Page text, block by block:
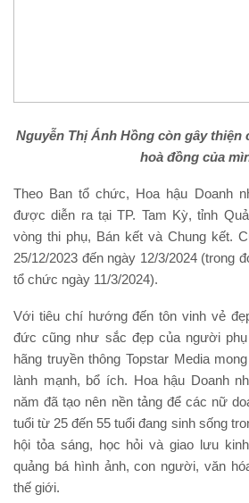
Nguyễn Thị Ánh Hồng còn gây thiện
hoà đồng của
Theo Ban tổ chức, Hoa hậu Doanh
được diễn ra tại TP. Tam Kỳ, tỉnh
vòng thi phụ, Bán kết và Chung kết.
25/12/2023 đến ngày 12/3/2024 (trong
tổ chức ngày 11/3/2024).
Với tiêu chí hướng đến tôn vinh vẻ
đức cũng như sắc đẹp của người
hãng truyền thông Topstar Media
lành mạnh, bổ ích. Hoa hậu Doanh
năm đã tạo nên nền tảng để các nữ
tuổi từ 25 đến 55 tuổi đang sinh sống
hội tỏa sáng, học hỏi và giao lưu
quảng bá hình ảnh, con người, văn
thế giới.